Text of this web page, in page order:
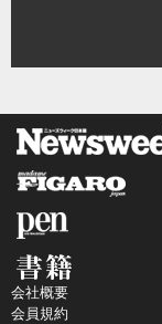
会社概要
会員規約